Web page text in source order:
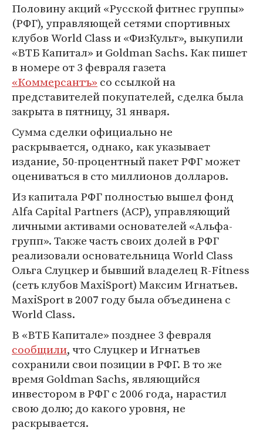
Половину акций «Русской фитнес группы»
(РФГ), управляющей сетями спортивных
клубов World Class и «ФизКульт», выкупили
«ВТБ Капитал» и Goldman Sachs. Как пишет
в номере от 3 февраля газета
«Коммерсантъ» со ссылкой на
представителей покупателей, сделка была
закрыта в пятницу, 31 января.
Сумма сделки официально не
раскрывается, однако, как указывает
издание, 50-процентный пакет РФГ может
оцениваться в сто миллионов долларов.
Из капитала РФГ полностью вышел фонд
Alfa Capital Partners (ACP), управляющий
личными активами основателей «Альфа-
групп». Также часть своих долей в РФГ
реализовали основательница World Class
Ольга Слуцкер и бывший владелец R-Fitness
(сеть клубов MaxiSport) Максим Игнатьев.
MaxiSport в 2007 году была объединена с
World Class.
В «ВТБ Капитале» позднее 3 февраля
сообщили, что Слуцкер и Игнатьев
сохранили свои позиции в РФГ. В то же
время Goldman Sachs, являющийся
инвестором в РФГ с 2006 года, нарастил
свою долю; до какого уровня, не
раскрывается.